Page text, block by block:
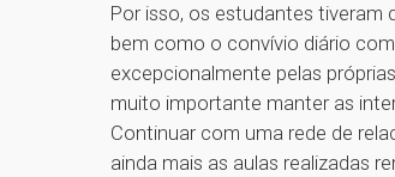
Por isso, os estudantes tiveram
bem como o convívio diário
excepcionalmente pelas
muito importante manter as
Continuar com uma rede de
ainda mais as aulas realizadas